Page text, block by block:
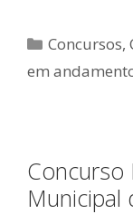
Categorias
Concursos,
em
Concurso
Municipal